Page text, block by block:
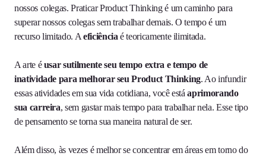
nossos colegas. Praticar Product Thinking é um caminho para
superar nossos colegas sem trabalhar demais. O tempo é um
recurso limitado. A eficiênciaé teoricamente ilimitada.
A arte éusar sutilmente seu tempo extra e tempo de
inatividade para melhorar seu Product Thinking. Ao infundir
essas atividades em sua vida cotidiana, você estáaprimorando
sua carreira, sem gastar mais tempo para trabalhar nela. Esse tipo
de pensamento se torna sua maneira natural de ser.
Além disso, às vezes é melhor se concentrar em áreas em torno do